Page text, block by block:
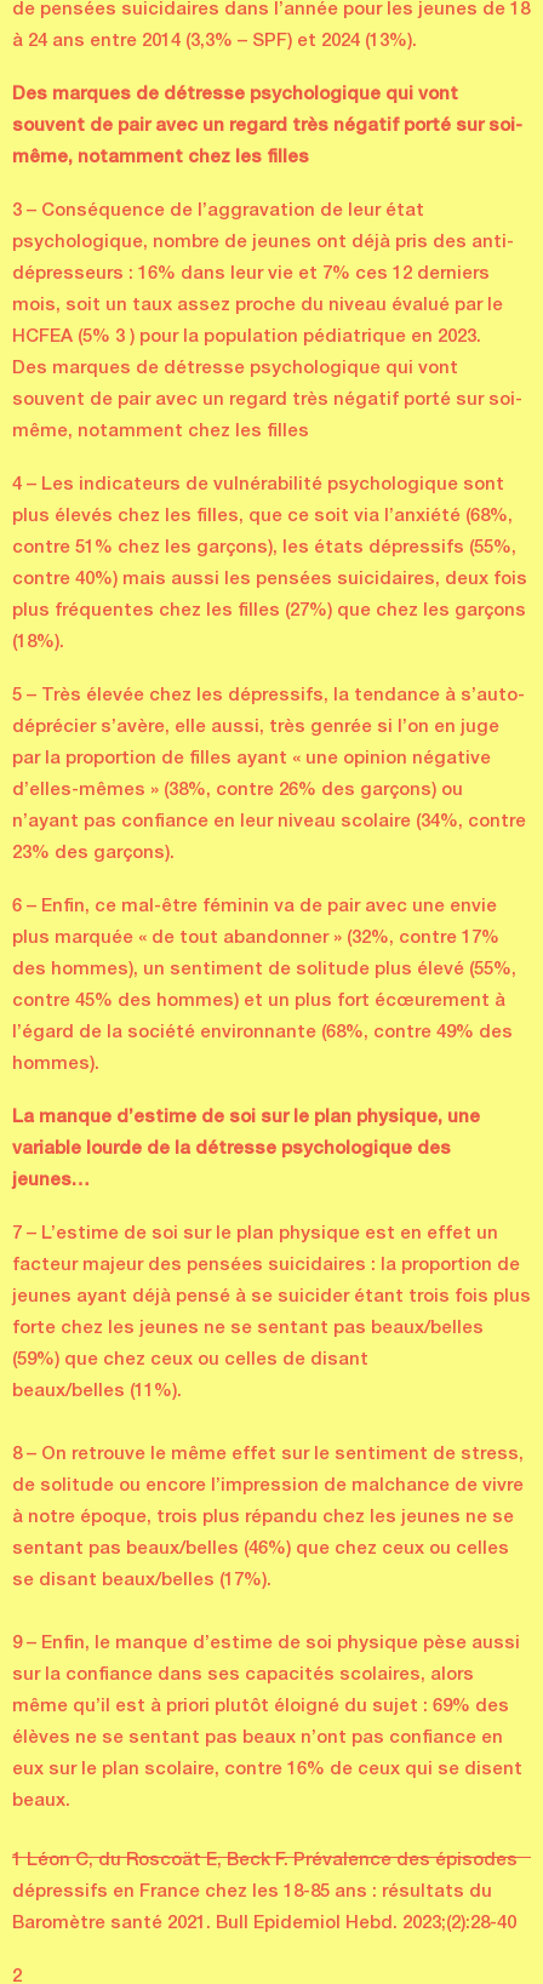
de pensées suicidaires dans l’année pour les jeunes de 18
à 24 ans entre 2014 (3,3% – SPF) et 2024 (13%).
Des marques de détresse psychologique qui vont
souvent de pair avec un regard très négatif porté sur soi-
même, notamment chez les filles
3 – Conséquence de l’aggravation de leur état
psychologique, nombre de jeunes ont déjà pris des anti-
dépresseurs : 16% dans leur vie et 7% ces 12 derniers
mois, soit un taux assez proche du niveau évalué par le
HCFEA (5% 3 ) pour la population pédiatrique en 2023.
Des marques de détresse psychologique qui vont
souvent de pair avec un regard très négatif porté sur soi-
même, notamment chez les filles
4 – Les indicateurs de vulnérabilité psychologique sont
plus élevés chez les filles, que ce soit via l’anxiété (68%,
contre 51% chez les garçons), les états dépressifs (55%,
contre 40%) mais aussi les pensées suicidaires, deux fois
plus fréquentes chez les filles (27%) que chez les garçons
(18%).
5 – Très élevée chez les dépressifs, la tendance à s’auto-
déprécier s’avère, elle aussi, très genrée si l’on en juge
par la proportion de filles ayant « une opinion négative
d’elles-mêmes » (38%, contre 26% des garçons) ou
n’ayant pas confiance en leur niveau scolaire (34%, contre
23% des garçons).
6 – Enfin, ce mal-être féminin va de pair avec une envie
plus marquée « de tout abandonner » (32%, contre 17%
des hommes), un sentiment de solitude plus élevé (55%,
contre 45% des hommes) et un plus fort écœurement à
l’égard de la société environnante (68%, contre 49% des
hommes).
La manque d’estime de soi sur le plan physique, une
variable lourde de la détresse psychologique des
jeunes…
7 – L’estime de soi sur le plan physique est en effet un
facteur majeur des pensées suicidaires : la proportion de
jeunes ayant déjà pensé à se suicider étant trois fois plus
forte chez les jeunes ne se sentant pas beaux/belles
(59%) que chez ceux ou celles de disant
beaux/belles (11%).
8 – On retrouve le même effet sur le sentiment de stress,
de solitude ou encore l’impression de malchance de vivre
à notre époque, trois plus répandu chez les jeunes ne se
sentant pas beaux/belles (46%) que chez ceux ou celles
se disant beaux/belles (17%).
9 – Enfin, le manque d’estime de soi physique pèse aussi
sur la confiance dans ses capacités scolaires, alors
même qu’il est à priori plutôt éloigné du sujet : 69% des
élèves ne se sentant pas beaux n’ont pas confiance en
eux sur le plan scolaire, contre 16% de ceux qui se disent
beaux.
1 Léon C, du Roscoät E, Beck F. Prévalence des épisodes
dépressifs en France chez les 18-85 ans : résultats du
Baromètre santé 2021. Bull Epidemiol Hebd. 2023;(2):28-40
2